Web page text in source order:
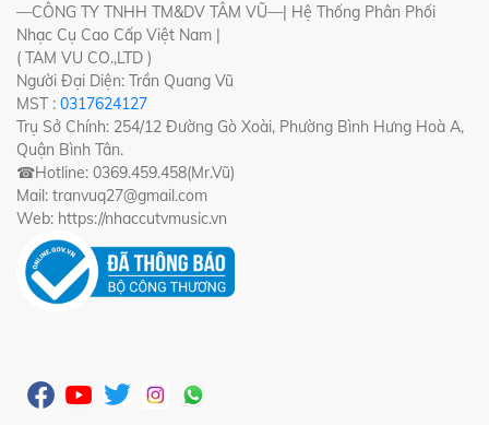
—CÔNG TY TNHH TM&DV TÂM VŨ—| Hệ Thống Phân Phối
Nhạc Cụ Cao Cấp Việt Nam |
( TAM VU CO.,LTD )
Người Đại Diện: Trần Quang Vũ
MST : 0317624127
Trụ Sở Chính: 254/12 Đường Gò Xoài, Phường Bình Hưng Hoà A,
Quận Bình Tân.
☎Hotline: 0369.459.458(Mr.Vũ)
Mail: tranvuq27@gmail.com
Web: https://nhaccutvmusic.vn